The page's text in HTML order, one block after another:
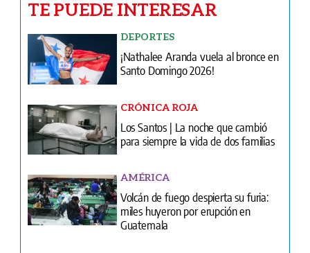
TE PUEDE INTERESAR
DEPORTES
¡Nathalee Aranda vuela al bronce en
Santo Domingo 2026!
CRÓNICA ROJA
Los Santos | La noche que cambió
para siempre la vida de dos familias
AMÉRICA
Volcán de fuego despierta su furia:
miles huyeron por erupción en
Guatemala